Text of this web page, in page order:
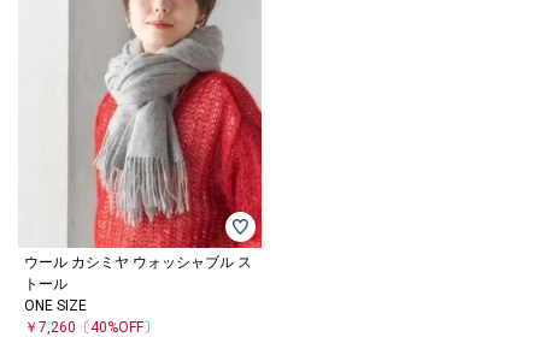
ウール カシミヤ ウォッシャブル ス
トール
ONE SIZE
￥7,260 〔40%OFF〕